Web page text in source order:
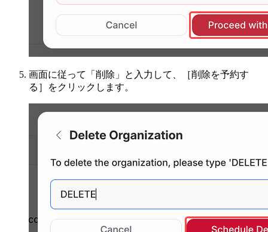
画面に従って「削除」と入力して、［削除を予約す
る］をクリックします。